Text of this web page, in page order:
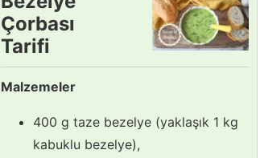
Çorbası
Tarifi
Malzemeler
400 g taze bezelye (yaklaşık 1 kg
kabuklu bezelye),